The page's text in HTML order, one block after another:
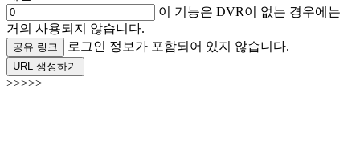
이 기능은 DVR이 없는 경우에는
거의 사용되지 않습니다.
공유 링크 로그인 정보가 포함되어 있지 않습니다.
URL 생성하기
>>>>>